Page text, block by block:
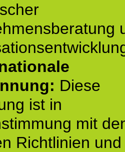
Diese
ist in
mit
Richtlinien